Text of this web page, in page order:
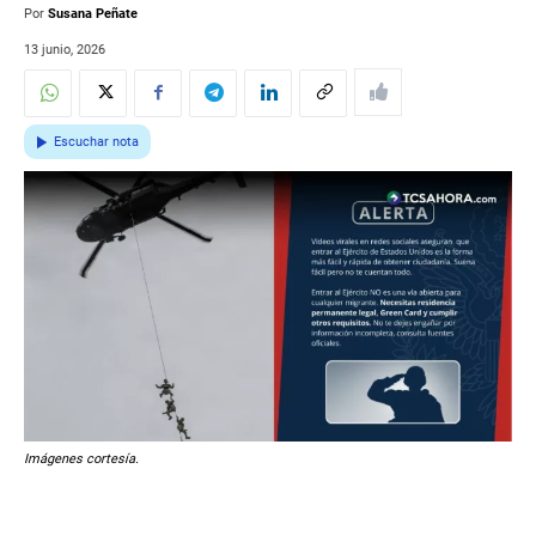
Por Susana Peñate
13 junio, 2026
Escuchar nota
Imágenes cortesía.